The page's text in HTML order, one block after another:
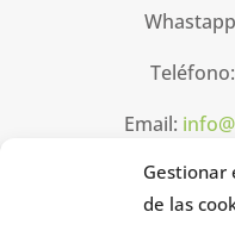
Gestionar
de las
Email: